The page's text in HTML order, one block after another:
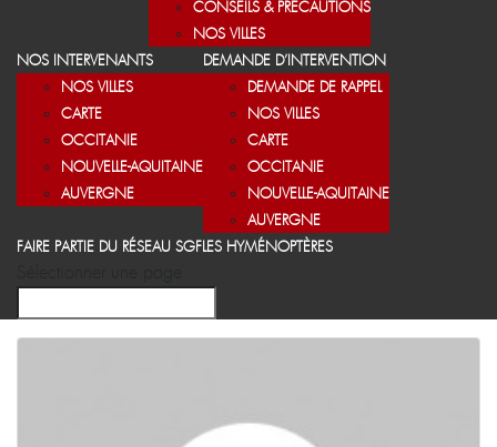
CONSEILS & PRÉCAUTIONS
NOS VILLES
NOS INTERVENANTS
NOS VILLES
CARTE
OCCITANIE
NOUVELLE-AQUITAINE
AUVERGNE
DEMANDE D’INTERVENTION
DEMANDE DE RAPPEL
NOS VILLES
CARTE
OCCITANIE
NOUVELLE-AQUITAINE
AUVERGNE
FAIRE PARTIE DU RÉSEAU SGFLES HYMÉNOPTÈRES